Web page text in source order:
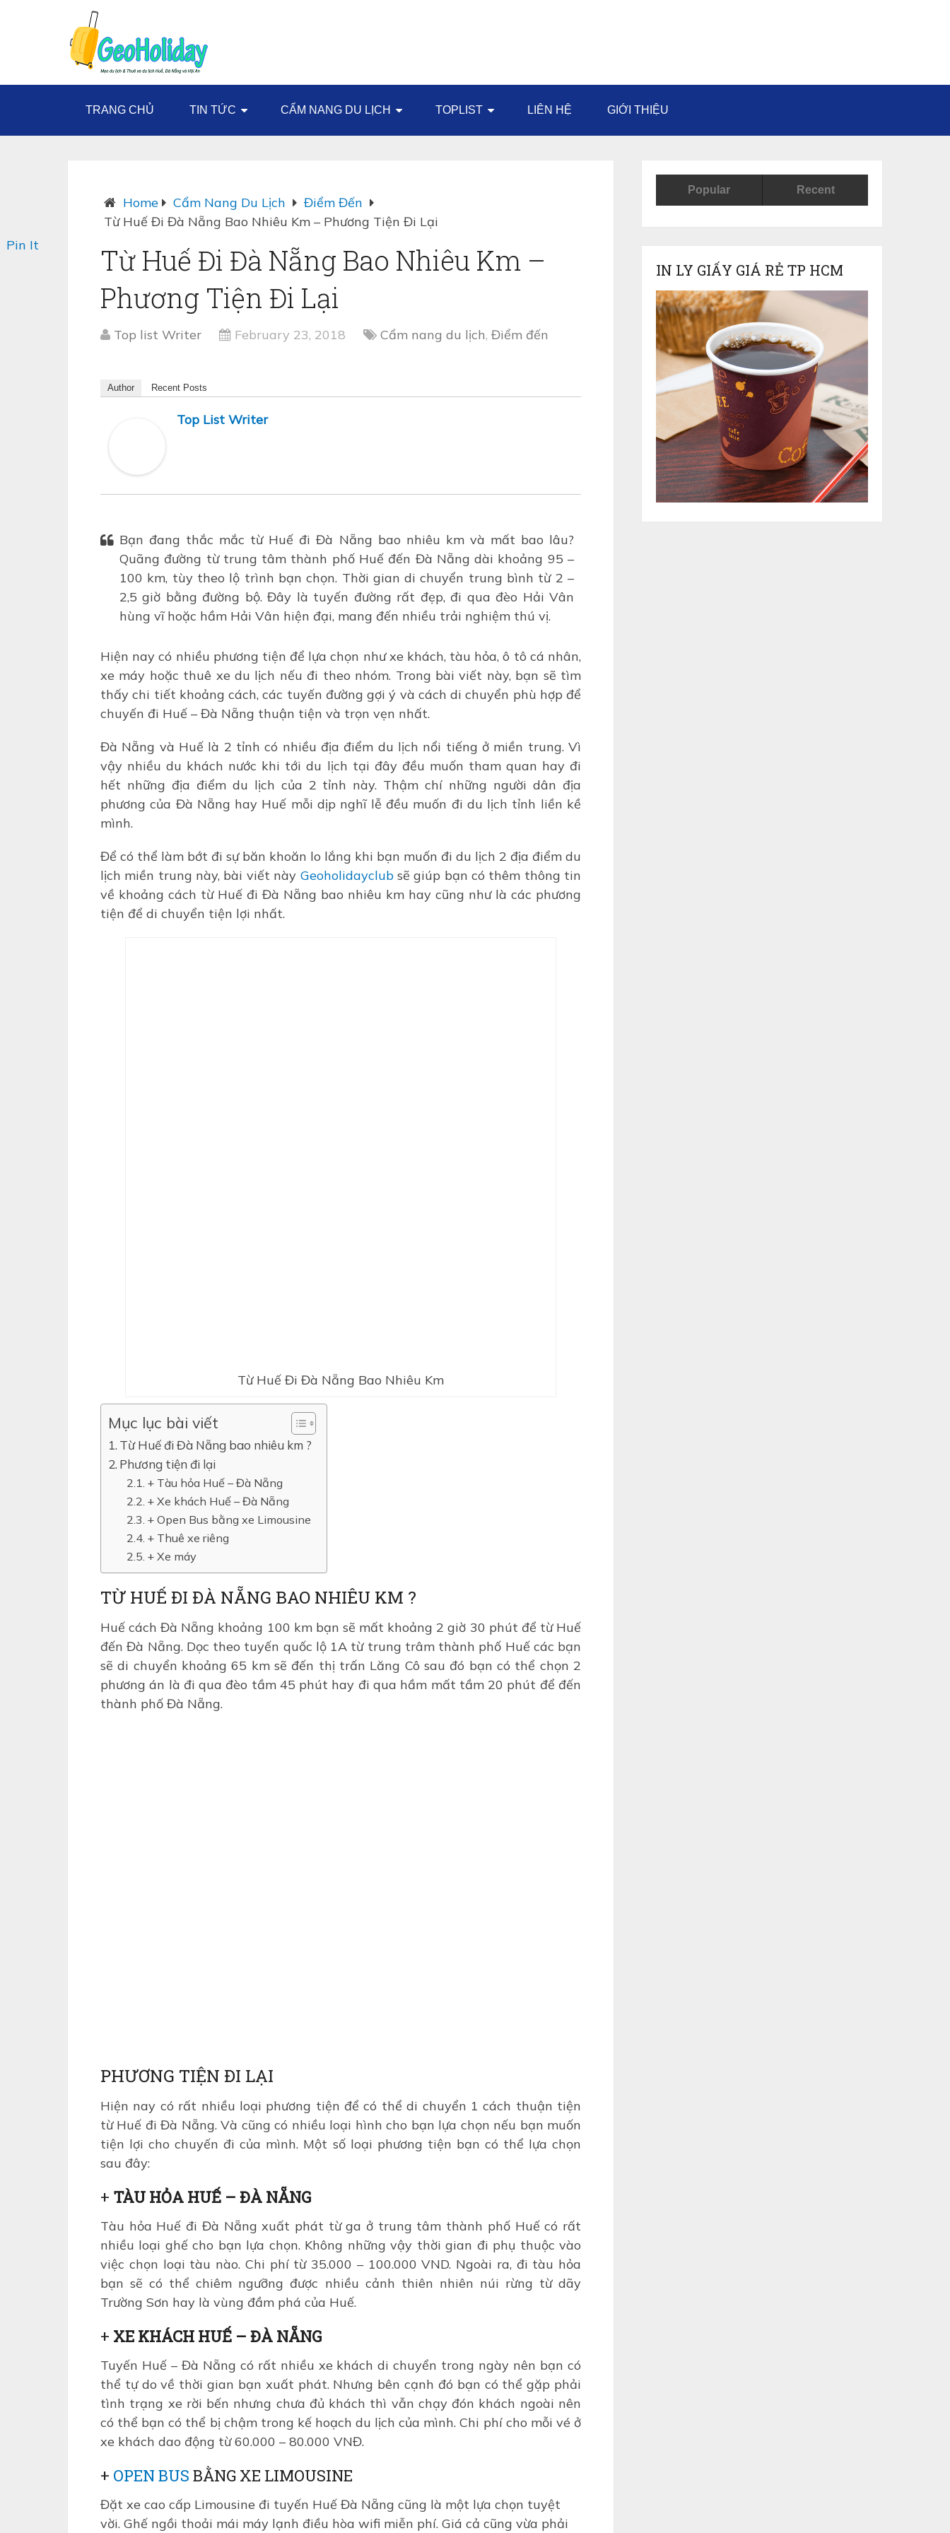
TRANG CHỦ TIN TỨC CẨM NANG DU LỊCH TOPLIST LIÊN HỆ GIỚI THIỆU
Home Cẩm Nang Du Lịch
Điểm Đến
Từ Huế Đi Đà Nẵng Bao Nhiêu Km – Phương Tiện Đi Lại
Từ Huế Đi Đà Nẵng Bao Nhiêu Km –
Phương Tiện Đi Lại
Top list Writer February 23, 2018 Cẩm nang du lịch, Điểm đến
Author Recent Posts
Top List Writer
Bạn đang thắc mắc từ Huế đi Đà Nẵng bao nhiêu km và mất bao lâu?
Quãng đường từ trung tâm thành phố Huế đến Đà Nẵng dài khoảng 95 –
100 km, tùy theo lộ trình bạn chọn. Thời gian di chuyển trung bình từ 2 –
2,5 giờ bằng đường bộ. Đây là tuyến đường rất đẹp, đi qua đèo Hải Vân
hùng vĩ hoặc hầm Hải Vân hiện đại, mang đến nhiều trải nghiệm thú vị.
Hiện nay có nhiều phương tiện để lựa chọn như xe khách, tàu hỏa, ô tô cá nhân,
xe máy hoặc thuê xe du lịch nếu đi theo nhóm. Trong bài viết này, bạn sẽ tìm
thấy chi tiết khoảng cách, các tuyến đường gợi ý và cách di chuyển phù hợp để
chuyến đi Huế – Đà Nẵng thuận tiện và trọn vẹn nhất.
Đà Nẵng và Huế là 2 tỉnh có nhiều địa điểm du lịch nổi tiếng ở miền trung. Vì
vậy nhiều du khách nước khi tới du lịch tại đây đều muốn tham quan hay đi
hết những địa điểm du lịch của 2 tỉnh này. Thậm chí những người dân địa
phương của Đà Nẵng hay Huế mỗi dịp nghĩ lễ đều muốn đi du lịch tỉnh liền kề
mình.
Để có thể làm bớt đi sự băn khoăn lo lắng khi bạn muốn đi du lịch 2 địa điểm du
lịch miền trung này, bài viết này Geoholidayclubsẽ giúp bạn có thêm thông tin
về khoảng cách từ Huế đi Đà Nẵng bao nhiêu km hay cũng như là các phương
tiện để di chuyển tiện lợi nhất.
Từ Huế Đi Đà Nẵng Bao Nhiêu Km
Mục lục bài viết
Từ Huế đi Đà Nẵng bao nhiêu km ?
Phương tiện đi lại
+ Tàu hỏa Huế – Đà Nẵng
+ Xe khách Huế – Đà Nẵng
+ Open Bus bằng xe Limousine
+ Thuê xe riêng
+ Xe máy
TỪ HUẾ ĐI ĐÀ NẴNG BAO NHIÊU KM ?
Huế cách Đà Nẵng khoảng 100 km bạn sẽ mất khoảng 2 giờ 30 phút để từ Huế
đến Đà Nẵng. Dọc theo tuyến quốc lộ 1A từ trung trâm thành phố Huế các bạn
sẽ di chuyển khoảng 65 km sẽ đến thị trấn Lăng Cô sau đó bạn có thể chọn 2
phương án là đi qua đèo tầm 45 phút hay đi qua hầm mất tầm 20 phút để đến
thành phố Đà Nẵng.
PHƯƠNG TIỆN ĐI LẠI
Hiện nay có rất nhiều loại phương tiện để có thể di chuyển 1 cách thuận tiện
từ Huế đi Đà Nẵng. Và cũng có nhiều loại hình cho bạn lựa chọn nếu bạn muốn
tiện lợi cho chuyến đi của mình. Một số loại phương tiện bạn có thể lựa chọn
sau đây:
+ TÀU HỎA HUẾ – ĐÀ NẴNG
Tàu hỏa Huế đi Đà Nẵng xuất phát từ ga ở trung tâm thành phố Huế có rất
nhiều loại ghế cho bạn lựa chọn. Không những vậy thời gian đi phụ thuộc vào
việc chọn loại tàu nào. Chi phí từ 35.000 – 100.000 VND. Ngoài ra, đi tàu hỏa
bạn sẽ có thể chiêm ngưỡng được nhiều cảnh thiên nhiên núi rừng từ dãy
Trường Sơn hay là vùng đầm phá của Huế.
+ XE KHÁCH HUẾ – ĐÀ NẴNG
Tuyến Huế – Đà Nẵng có rất nhiều xe khách di chuyển trong ngày nên bạn có
thể tự do về thời gian bạn xuất phát. Nhưng bên cạnh đó bạn có thể gặp phải
tình trạng xe rời bến nhưng chưa đủ khách thì vẫn chạy đón khách ngoài nên
có thể bạn có thể bị chậm trong kế hoạch du lịch của mình. Chi phí cho mỗi vé ở
xe khách dao động từ 60.000 – 80.000 VNĐ.
+ OPEN BUS BẰNG XE LIMOUSINE
Đặt xe cao cấp Limousine đi tuyến Huế Đà Nẵng cũng là một lựa chọn tuyệt
vời. Ghế ngồi thoải mái máy lạnh điều hòa wifi miễn phí. Giá cả cũng vừa phải
Pin It
Popular Recent
IN LY GIẤY GIÁ RẺ TP HCM